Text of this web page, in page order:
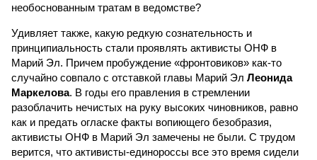
необоснованным тратам в ведомстве?
Удивляет также, какую редкую сознательность и
принципиальность стали проявлять активисты ОНФ в
Марий Эл. Причем пробуждение «фронтовиков» как-то
случайно совпало с отставкой главы Марий Эл Леонида
Маркелова. В годы его правления в стремлении
разоблачить нечистых на руку высоких чиновников, равно
как и предать огласке факты вопиющего безобразия,
активисты ОНФ в Марий Эл замечены не были. С трудом
верится, что активисты-единороссы все это время сидели